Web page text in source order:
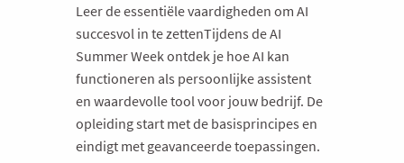
Leer de essentiële vaardigheden om AI
succesvol in te zettenTijdens de AI
Summer Week ontdek je hoe AI kan
functioneren als persoonlijke assistent
en waardevolle tool voor jouw bedrijf. De
opleiding start met de basisprincipes en
eindigt met geavanceerde toepassingen.